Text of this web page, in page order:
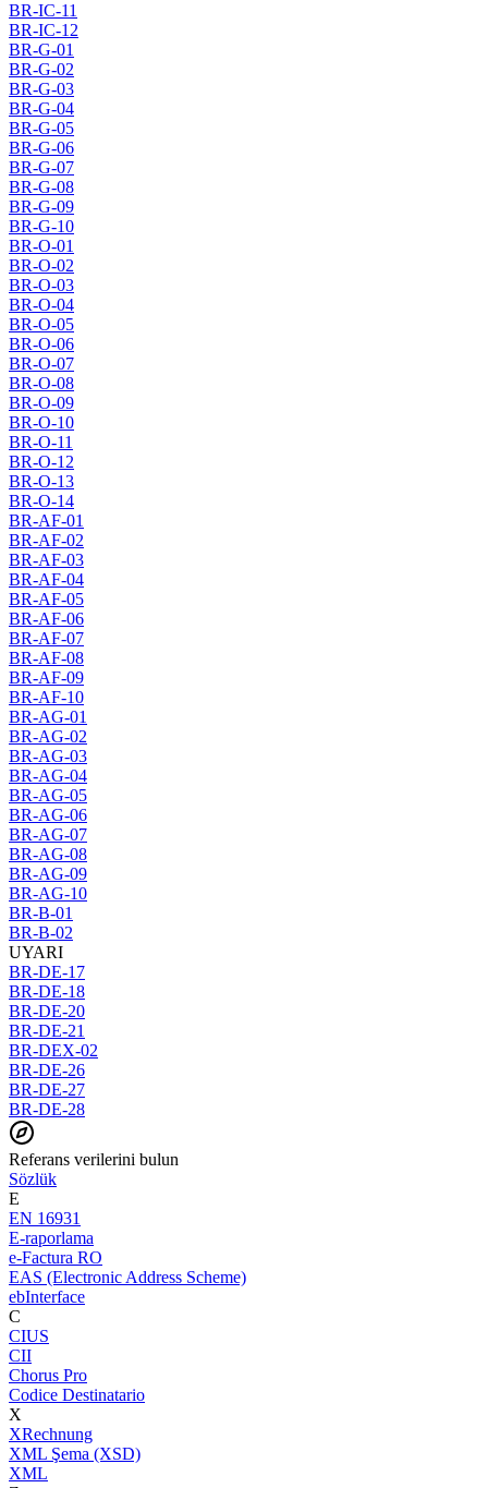
BR-IC-11
BR-IC-12
BR-G-01
BR-G-02
BR-G-03
BR-G-04
BR-G-05
BR-G-06
BR-G-07
BR-G-08
BR-G-09
BR-G-10
BR-O-01
BR-O-02
BR-O-03
BR-O-04
BR-O-05
BR-O-06
BR-O-07
BR-O-08
BR-O-09
BR-O-10
BR-O-11
BR-O-12
BR-O-13
BR-O-14
BR-AF-01
BR-AF-02
BR-AF-03
BR-AF-04
BR-AF-05
BR-AF-06
BR-AF-07
BR-AF-08
BR-AF-09
BR-AF-10
BR-AG-01
BR-AG-02
BR-AG-03
BR-AG-04
BR-AG-05
BR-AG-06
BR-AG-07
BR-AG-08
BR-AG-09
BR-AG-10
BR-B-01
BR-B-02
UYARI
BR-DE-17
BR-DE-18
BR-DE-20
BR-DE-21
BR-DEX-02
BR-DE-26
BR-DE-27
BR-DE-28
Referans verilerini bulun
Sözlük
E
EN 16931
E-raporlama
e-Factura RO
EAS (Electronic Address Scheme)
ebInterface
C
CIUS
CII
Chorus Pro
Codice Destinatario
X
XRechnung
XML Şema (XSD)
XML